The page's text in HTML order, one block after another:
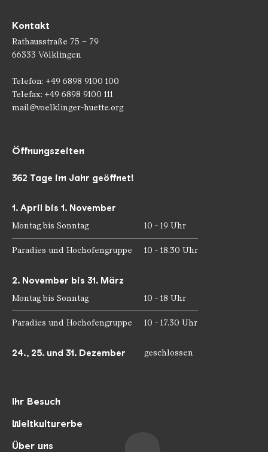
Kontakt
Rathausstraße 75 – 79
66333 Völklingen
Telefon: +49 6898 9100 100
Telefax: +49 6898 9100 111
mail@voelklinger-huette.org
Ihr Besuch
Weltkulturerbe
Über uns
Öffnungszeiten
362 Tage im Jahr geöffnet!
1. April bis 1. November
Montag bis Sonntag 10 - 19 Uhr
Paradies und Hochofengruppe 10 - 18.30 Uhr
2. November bis 31. März
Montag bis Sonntag 10 - 18 Uhr
Paradies und Hochofengruppe 10 - 17.30 Uhr
24., 25. und 31. Dezember geschlossen